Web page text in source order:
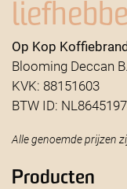
Op Kop
Blooming Deccan
KVK: 88151603
BTW ID:
Alle genoemde prijzen
Producten